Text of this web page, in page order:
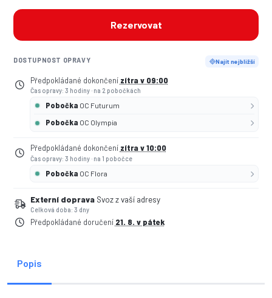
Rezervovat
DOSTUPNOST OPRAVY Najít nejbližší
Předpokládané dokončení zítra v 09:00
Čas opravy: 3 hodiny · na 2 pobočkách
Pobočka OC Futurum
Pobočka OC Olympia
Předpokládané dokončení zítra v 10:00
Čas opravy: 3 hodiny · na 1 pobočce
Pobočka OC Flora
Externí doprava Svoz z vaší adresy
Celková doba: 3 dny
Předpokládané doručení 21. 8. v pátek
Popis